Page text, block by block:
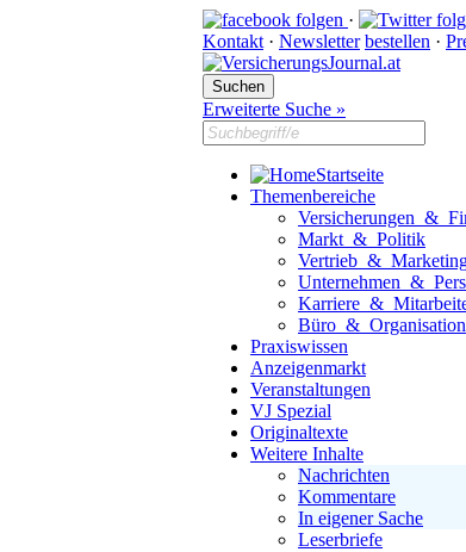
·
Kontakt · Newsletter bestellen ·
Erweiterte Suche »
Startseite
Themenbereiche
Versicherungen &
Markt & Politik
Vertrieb &
Unternehmen &
Karriere &
Büro & Organisation
Praxiswissen
Anzeigenmarkt
Veranstaltungen
VJ Spezial
Originaltexte
Weitere Inhalte
Nachrichten
Kommentare
In eigener Sache
Leserbriefe